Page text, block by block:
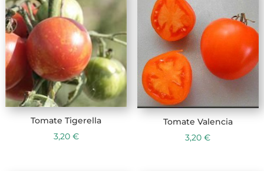
Tomate Tigerella
3,20 €
Tomate Valencia
3,20€